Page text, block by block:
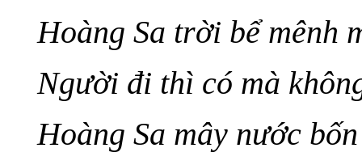
Hoàng Sa trời bể mênh
Người đi thì có mà
Hoàng Sa mây nước